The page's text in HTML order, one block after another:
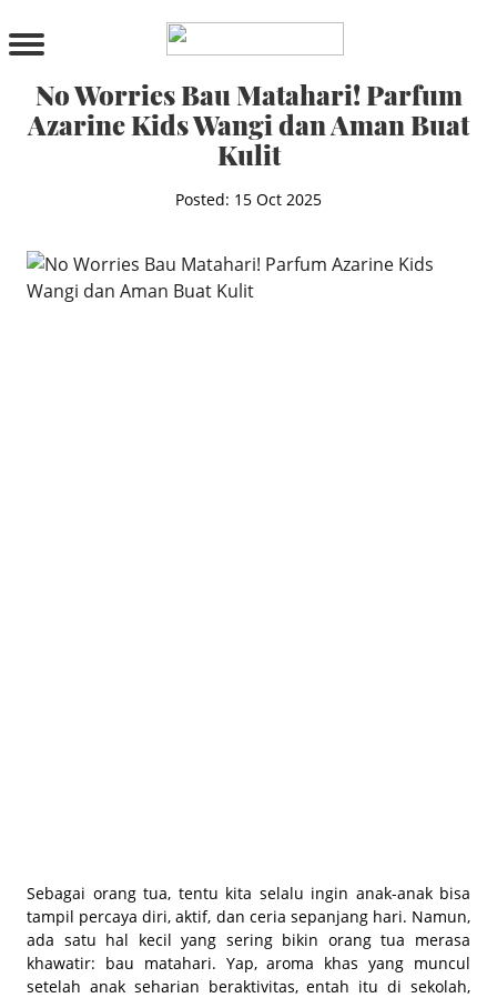
PRODUCTS
Cleanser
Toner
Moisturizer
Sunscreen
No Worries Bau Matahari! Parfum
Azarine Kids Wangi dan Aman Buat
Kulit
Posted: 15 Oct 2025
Sebagai orang tua, tentu kita selalu ingin anak-anak bisa
tampil percaya diri, aktif, dan ceria sepanjang hari. Namun,
ada satu hal kecil yang sering bikin orang tua merasa
khawatir: bau matahari. Yap, aroma khas yang muncul
setelah anak seharian beraktivitas, entah itu di sekolah,